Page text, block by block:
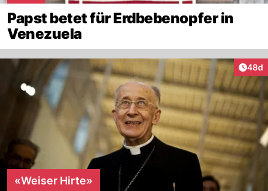
Papst betet für Erdbebenopfer in
Venezuela
48d
«Weiser Hirte»